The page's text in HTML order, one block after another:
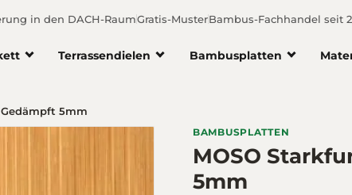
in den DACH-RaumGratis-MusterBambus-Fachhandel seit
Terrassendielen Bambusplatten
5mm
BAMBUSPLATTEN
MOSO
5mm